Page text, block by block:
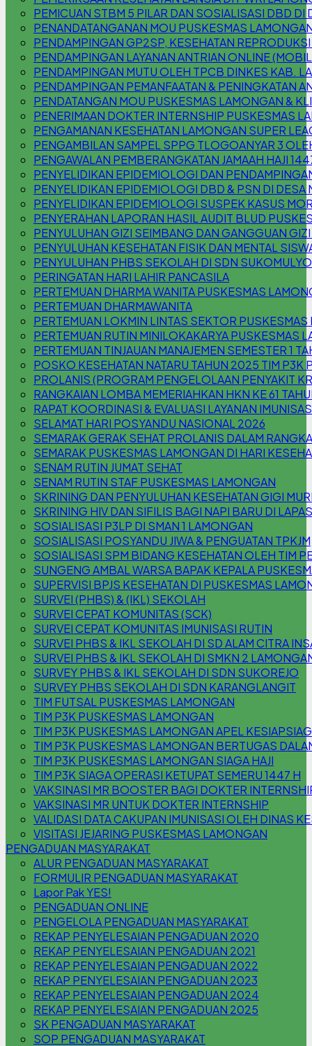
PEMICUAN STBM 5 PILAR DAN SOSIALISASI DBD DI
PENANDATANGANAN MOU PUSKESMAS
PENDAMPINGAN GP2SP, KESEHATAN
PENDAMPINGAN LAYANAN ANTRIAN ONLINE
PENDAMPINGAN MUTU OLEH TPCB DINKES KAB.
PENDAMPINGAN PEMANFAATAN & PENINGKATAN
PENDATANGAN MOU PUSKESMAS LAMONGAN &
PENERIMAAN DOKTER INTERNSHIP PUSKESMAS
PENGAMANAN KESEHATAN LAMONGAN SUPER
PENGAMBILAN SAMPEL SPPG TLOGOANYAR 3
PENGAWALAN PEMBERANGKATAN JAMAAH HAJI
PENYELIDIKAN EPIDEMIOLOGI DAN
PENYELIDIKAN EPIDEMIOLOGI DBD & PSN DI DESA
PENYELIDIKAN EPIDEMIOLOGI SUSPEK KASUS
PENYERAHAN LAPORAN HASIL AUDIT BLUD
PENYULUHAN GIZI SEIMBANG DAN GANGGUAN
PENYULUHAN KESEHATAN FISIK DAN MENTAL
PENYULUHAN PHBS SEKOLAH DI SDN
PERINGATAN HARI LAHIR PANCASILA
PERTEMUAN DHARMA WANITA PUSKESMAS
PERTEMUAN DHARMAWANITA
PERTEMUAN LOKMIN LINTAS SEKTOR
PERTEMUAN RUTIN MINILOKAKARYA PUSKESMAS
PERTEMUAN TINJAUAN MANAJEMEN SEMESTER 1
POSKO KESEHATAN NATARU TAHUN 2025 TIM P3K
PROLANIS (PROGRAM PENGELOLAAN PENYAKIT
RANGKAIAN LOMBA MEMERIAHKAN HKN KE 61
RAPAT KOORDINASI & EVALUASI LAYANAN
SELAMAT HARI POSYANDU NASIONAL 2026
SEMARAK GERAK SEHAT PROLANIS DALAM
SEMARAK PUSKESMAS LAMONGAN DI HARI
SENAM RUTIN JUMAT SEHAT
SENAM RUTIN STAF PUSKESMAS LAMONGAN
SKRINING DAN PENYULUHAN KESEHATAN GIGI
SKRINING HIV DAN SIFILIS BAGI NAPI BARU DI LAPAS
SOSIALISASI P3LP DI SMAN 1 LAMONGAN
SOSIALISASI POSYANDU JIWA & PENGUATAN TPKJM
SOSIALISASI SPM BIDANG KESEHATAN OLEH TIM
SUNGENG AMBAL WARSA BAPAK KEPALA
SUPERVISI BPJS KESEHATAN DI PUSKESMAS
SURVEI (PHBS) & (IKL) SEKOLAH
SURVEI CEPAT KOMUNITAS (SCK)
SURVEI CEPAT KOMUNITAS IMUNISASI RUTIN
SURVEI PHBS & IKL SEKOLAH DI SD ALAM CITRA
SURVEI PHBS & IKL SEKOLAH DI SMKN 2
SURVEY PHBS & IKL SEKOLAH DI SDN SUKOREJO
SURVEY PHBS SEKOLAH DI SDN KARANGLANGIT
TIM FUTSAL PUSKESMAS LAMONGAN
TIM P3K PUSKESMAS LAMONGAN
TIM P3K PUSKESMAS LAMONGAN APEL
TIM P3K PUSKESMAS LAMONGAN BERTUGAS
TIM P3K PUSKESMAS LAMONGAN SIAGA HAJI
TIM P3K SIAGA OPERASI KETUPAT SEMERU 1447 H
VAKSINASI MR BOOSTER BAGI DOKTER
VAKSINASI MR UNTUK DOKTER INTERNSHIP
VALIDASI DATA CAKUPAN IMUNISASI OLEH DINAS
VISITASI JEJARING PUSKESMAS LAMONGAN
PENGADUAN MASYARAKAT
ALUR PENGADUAN MASYARAKAT
FORMULIR PENGADUAN MASYARAKAT
Lapor Pak YES!
PENGADUAN ONLINE
PENGELOLA PENGADUAN MASYARAKAT
REKAP PENYELESAIAN PENGADUAN 2020
REKAP PENYELESAIAN PENGADUAN 2021
REKAP PENYELESAIAN PENGADUAN 2022
REKAP PENYELESAIAN PENGADUAN 2023
REKAP PENYELESAIAN PENGADUAN 2024
REKAP PENYELESAIAN PENGADUAN 2025
SK PENGADUAN MASYARAKAT
SOP PENGADUAN MASYARAKAT